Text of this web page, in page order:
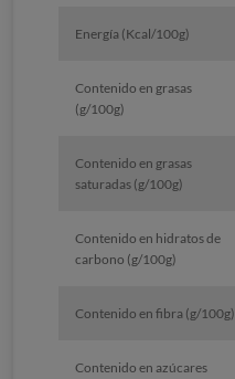
Energía (Kcal/100g)
Contenido en grasas
(g/100g)
Contenido en grasas
saturadas (g/100g)
Contenido en hidratos de
carbono (g/100g)
Contenido en fibra (g/100g)
Contenido en azúcares